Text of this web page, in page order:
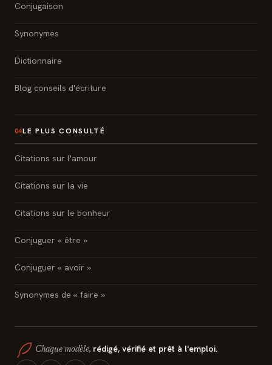
Conjugaison
Synonymes
Dictionnaire
Blog conseils d'écriture
04LE PLUS CONSULTÉ
Citations sur l'amour
Citations sur la vie
Citations sur le bonheur
Conjuguer « être »
Conjuguer « avoir »
Synonymes de « faire »
Chaque modèle, rédigé, vérifié et prêt à l'emploi.